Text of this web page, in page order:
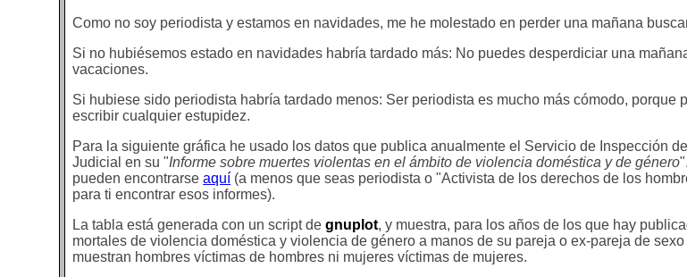
Como no soy periodista y estamos en navidades, me he molestado en perder una mañana
Si no hubiésemos estado en navidades habría tardado más: No puedes desperdiciar una
vacaciones.
Si hubiese sido periodista habría tardado menos: Ser periodista es mucho más cómodo, porque
escribir cualquier estupidez.
Para la siguiente gráfica he usado los datos que publica anualmente el Servicio de Inspección
Judicial en su "Informe sobre muertes violentas en el ámbito de violencia doméstica y de género
pueden encontrarseaquí (a menos que seas periodista o "Activista de los derechos de los
para ti encontrar esos informes).
La tabla está generada con un script degnuplot, y muestra, para los años de los que hay
mortales de violencia doméstica y violencia de género a manos de su pareja o ex-pareja de
muestran hombres víctimas de hombres ni mujeres víctimas de mujeres.